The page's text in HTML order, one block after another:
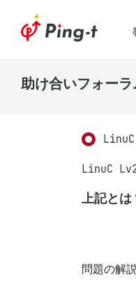
助け合いフォーラ
LinuC
LinuC
上記とは
問題の解